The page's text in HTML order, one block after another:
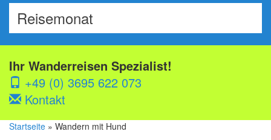
Ihr Wanderreisen Spezialist!
+49 (0) 3695 622 073
Kontakt
Startseite » Wandern mit Hund